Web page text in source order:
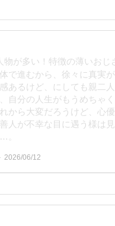
物が多い！特徴の薄いお
で進むから、徐々に真実
あるけど、にしても親二
自分の人生がもうめちゃ
から大変だろうけど、心
人が不幸な目に遇う様は
。
2026/06/12